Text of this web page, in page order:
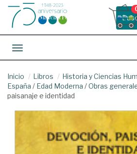
Toggle navigation
Inicio Libros Historia y Ciencias
España / Edad Moderna /Obras
paisanaje e identidad